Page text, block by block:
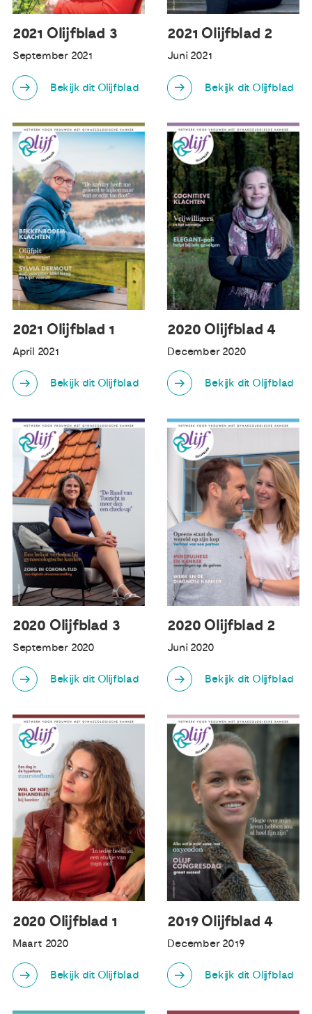
2021 Olijfblad 3
September 2021
Bekijk dit Olijfblad
2021 Olijfblad 2
Juni 2021
Bekijk dit Olijfblad
2021 Olijfblad 1
April 2021
Bekijk dit Olijfblad
2020 Olijfblad 4
December 2020
Bekijk dit Olijfblad
2020 Olijfblad 3
September 2020
Bekijk dit Olijfblad
2020 Olijfblad 2
Juni 2020
Bekijk dit Olijfblad
2020 Olijfblad 1
Maart 2020
Bekijk dit Olijfblad
2019 Olijfblad 4
December 2019
Bekijk dit Olijfblad